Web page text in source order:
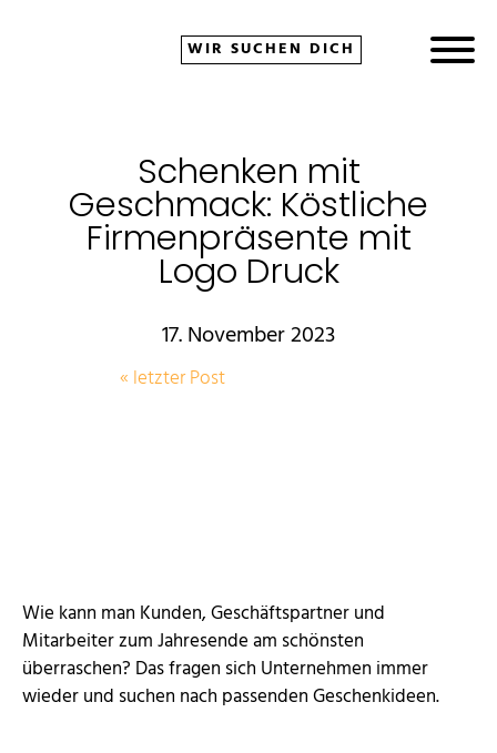
WIR SUCHEN DICH
Schenken mit
Geschmack: Köstliche
Firmenpräsente mit
Logo Druck
17. November 2023
« letzter Post
Wie kann man Kunden, Geschäftspartner und
Mitarbeiter zum Jahresende am schönsten
überraschen? Das fragen sich Unternehmen immer
wieder und suchen nach passenden Geschenkideen.